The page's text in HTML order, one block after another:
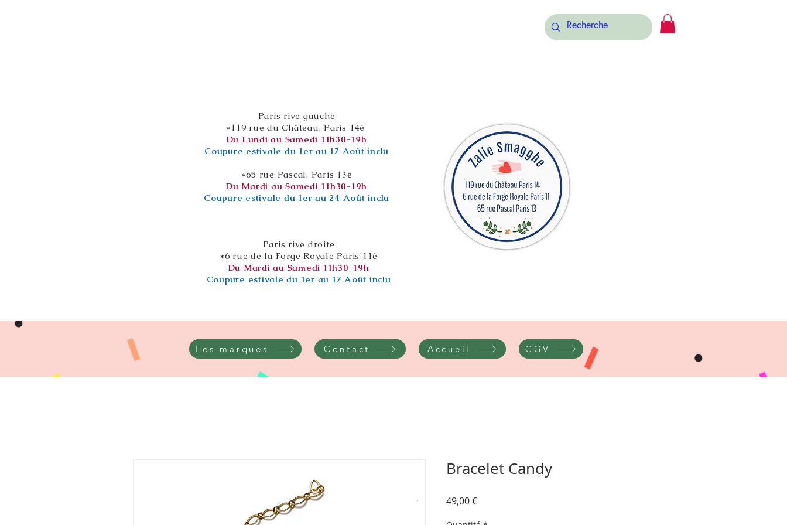
Paris rive gauche
*119 rue du Château, Paris 14è
Du Lundi au Samedi 11h30-19h
Coupure estivale du 1er au 17 Août inclu
*65 rue Pascal, Paris 13è
Du Mardi au Samedi 11h30-19h
Coupure estivale du 1er au 24 Août inclu
Paris rive droite
*6 rue de la Forge Royale Paris 11è
Du Mardi au Samedi 11h30-19h
Coupure estivale du 1er au 17 Août inclu
Les marques Contact Accueil CGV
Bracelet Candy
49,00 €Prix